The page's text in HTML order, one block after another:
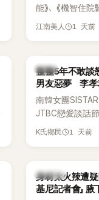
能》、《機智住
譯？》、《努力
近況照意外掀起
的美貌，而是藏
與肩膀線條，反
傻直呼：「原來
江南美人 1 天前
韓星
整整5年不敢談
男友惡夢 李孝
南韓女團
JTBC戀愛談話節
自己的感情生
K氏鄉民 1 天前
K-POP
身材太火辣遭疑
基尼記者會」